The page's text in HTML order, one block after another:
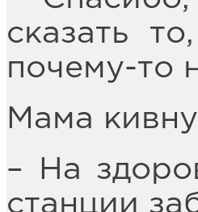
сказать
почему-то
Мама
– На
станции